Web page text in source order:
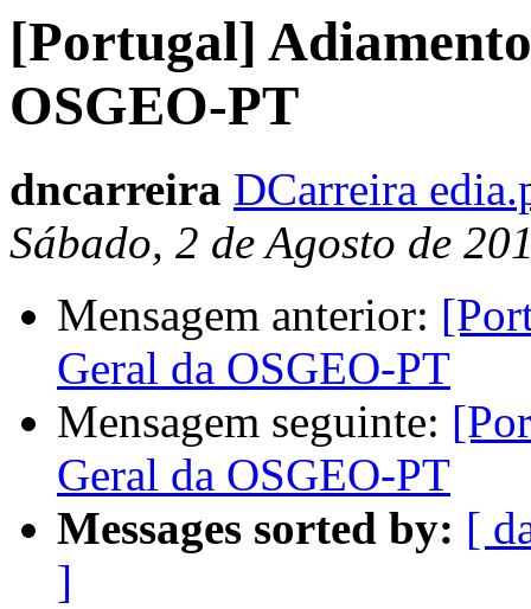
[Portugal]
OSGEO-PT
dncarreira DCarreira
Sábado, 2 de Agosto de
Mensagem anterior:
Geral da OSGEO-PT
Mensagem seguinte:
Geral da OSGEO-PT
Messages sorted by: [
]